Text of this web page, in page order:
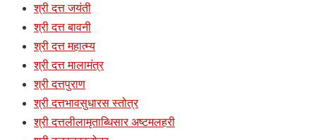
श्री दत्त जयंती
श्री दत्त बावनी
श्री दत्त महात्म्य
श्री दत्त मालामंत्र
श्री दत्तपुराण
श्री दत्तभावसुधारस स्तोत्र
श्री दत्तलीलामृताब्धिसार अष्टमलहरी